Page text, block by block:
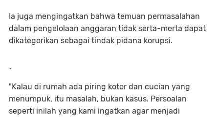
Ia juga mengingatkan bahwa temuan permasalahan
dalam pengelolaan anggaran tidak serta-merta dapat
dikategorikan sebagai tindak pidana korupsi.
-
"Kalau di rumah ada piring kotor dan cucian yang
menumpuk, itu masalah, bukan kasus. Persoalan
seperti inilah yang kami ingatkan agar menjadi